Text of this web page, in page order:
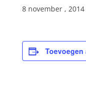
8 november , 2014
Toevoegen